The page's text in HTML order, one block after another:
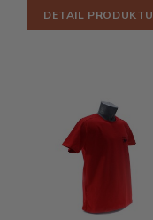
DETAIL PRODUKTU